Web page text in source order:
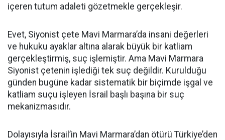
içeren tutum adaleti gözetmekle gerçekleşir.
Evet, Siyonist çete Mavi Marmara’da insani değerleri
ve hukuku ayaklar altına alarak büyük bir katliam
gerçekleştirmiş, suç işlemiştir. Ama Mavi Marmara
Siyonist çetenin işlediği tek suç değildir. Kurulduğu
günden bugüne kadar sistematik bir biçimde işgal ve
katliam suçu işleyen İsrail başlı başına bir suç
mekanizmasıdır.
Dolayısıyla İsrail’in Mavi Marmara’dan ötürü Türkiye’den